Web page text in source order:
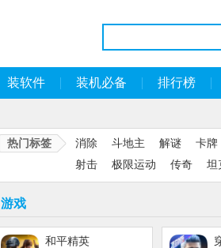
装软件 装机必备 排行榜
热门标签 消除 斗地主 解谜
卡牌
射击
极限运动 传奇 坦
游戏
和平精英